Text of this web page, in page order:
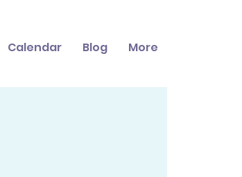
Calendar Blog More